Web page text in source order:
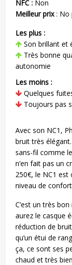
NFC : Non
Meilleur prix: No
Les plus :
Son brillant et
Très bonne
autonomie
Les moins :
Quelques
Toujours pas
Avec son NC1,
bruit très
sans-fil comme
n’en fait pas un
250€, le NC1
niveau de
C’est un très
aurez le casque
réduction de
qu’un étui de
ça, ce sont ses
chaud et très